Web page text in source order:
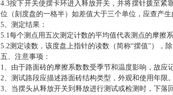
4.3按下开关使摆卡环进入释放开关，并将摆针拨至紧
位（刻度盘的一格半）如差值大于三个单位，应查产
5、测定结果：
5.1每个测点用五次测定计数的平均值代表测点的摩擦
5.2测定读数，该度盘上指针的读数（简称“摆值"），
五、注意事项：
1、由于路面砖的摩擦系数数受季节和温度影响，故应
2、测试路段应描述路面砖结构类型，外观和使用年限。
3、当摆头从释放开关到释放进行测试或检测时，下落